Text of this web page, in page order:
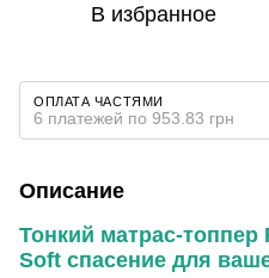
В избранное
ОПЛАТА ЧАСТЯМИ
6 платежей по 953.83 грн
Описание
Тонкий матрас-топпер
Soft спасение для